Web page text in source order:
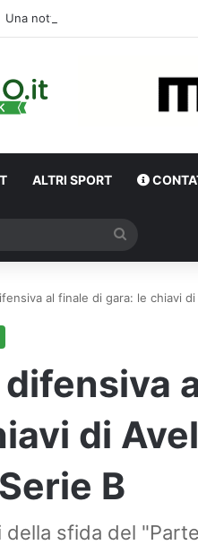
ALTRI SPORT
al finale di gara: le chiavi
di
B
sfida del